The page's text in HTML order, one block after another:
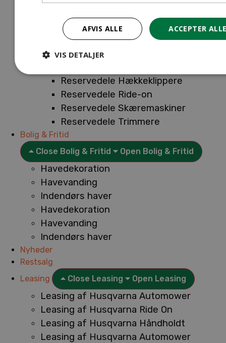
Reservedele Løvblæsere
Reservedele Motorsave
Reservedele Plæneklippere
Reservedele Hækkeklippere
Reservedele Ride-on
Reservedele Skæremaskiner
Reservedele Trimmere
Bolig & Fritid
Close Bolig & Fritid
Open Bolig & Fritid
Havedekoration
Havevanding
Indendørs haver
Havedekoration
Havevanding
Indendørs haver
Nyheder
Restsalg
Leasing
Close Leasing Open Leasing
Leasing af Husqvarna Automower
Leasing af Husqvarna Ride On
Leasing af Husqvarna Håndholdt
Leasing af Husqvarna Automower
ACCEPTER
AFVIS ALLE
VIS DETALJER